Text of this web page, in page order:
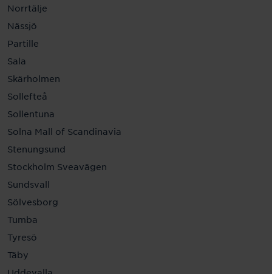
Norrtälje
Nässjö
Partille
Sala
Skärholmen
Sollefteå
Sollentuna
Solna Mall of Scandinavia
Stenungsund
Stockholm Sveavägen
Sundsvall
Sölvesborg
Tumba
Tyresö
Täby